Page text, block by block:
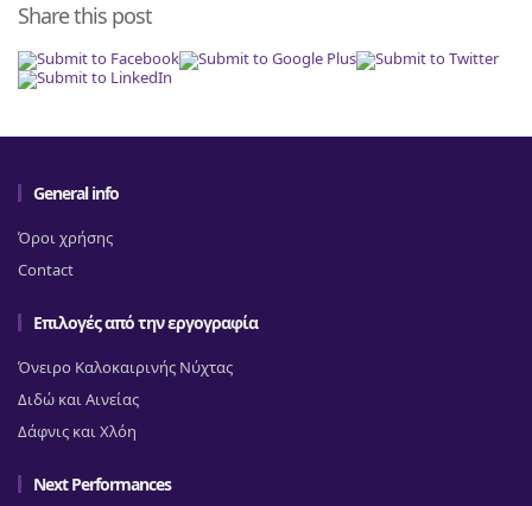
Share this post
General info
Όροι χρήσης
Contact
Επιλογές από την εργογραφία
Όνειρο Καλοκαιρινής Νύχτας
Διδώ και Αινείας
Δάφνις και Χλόη
Next Performances